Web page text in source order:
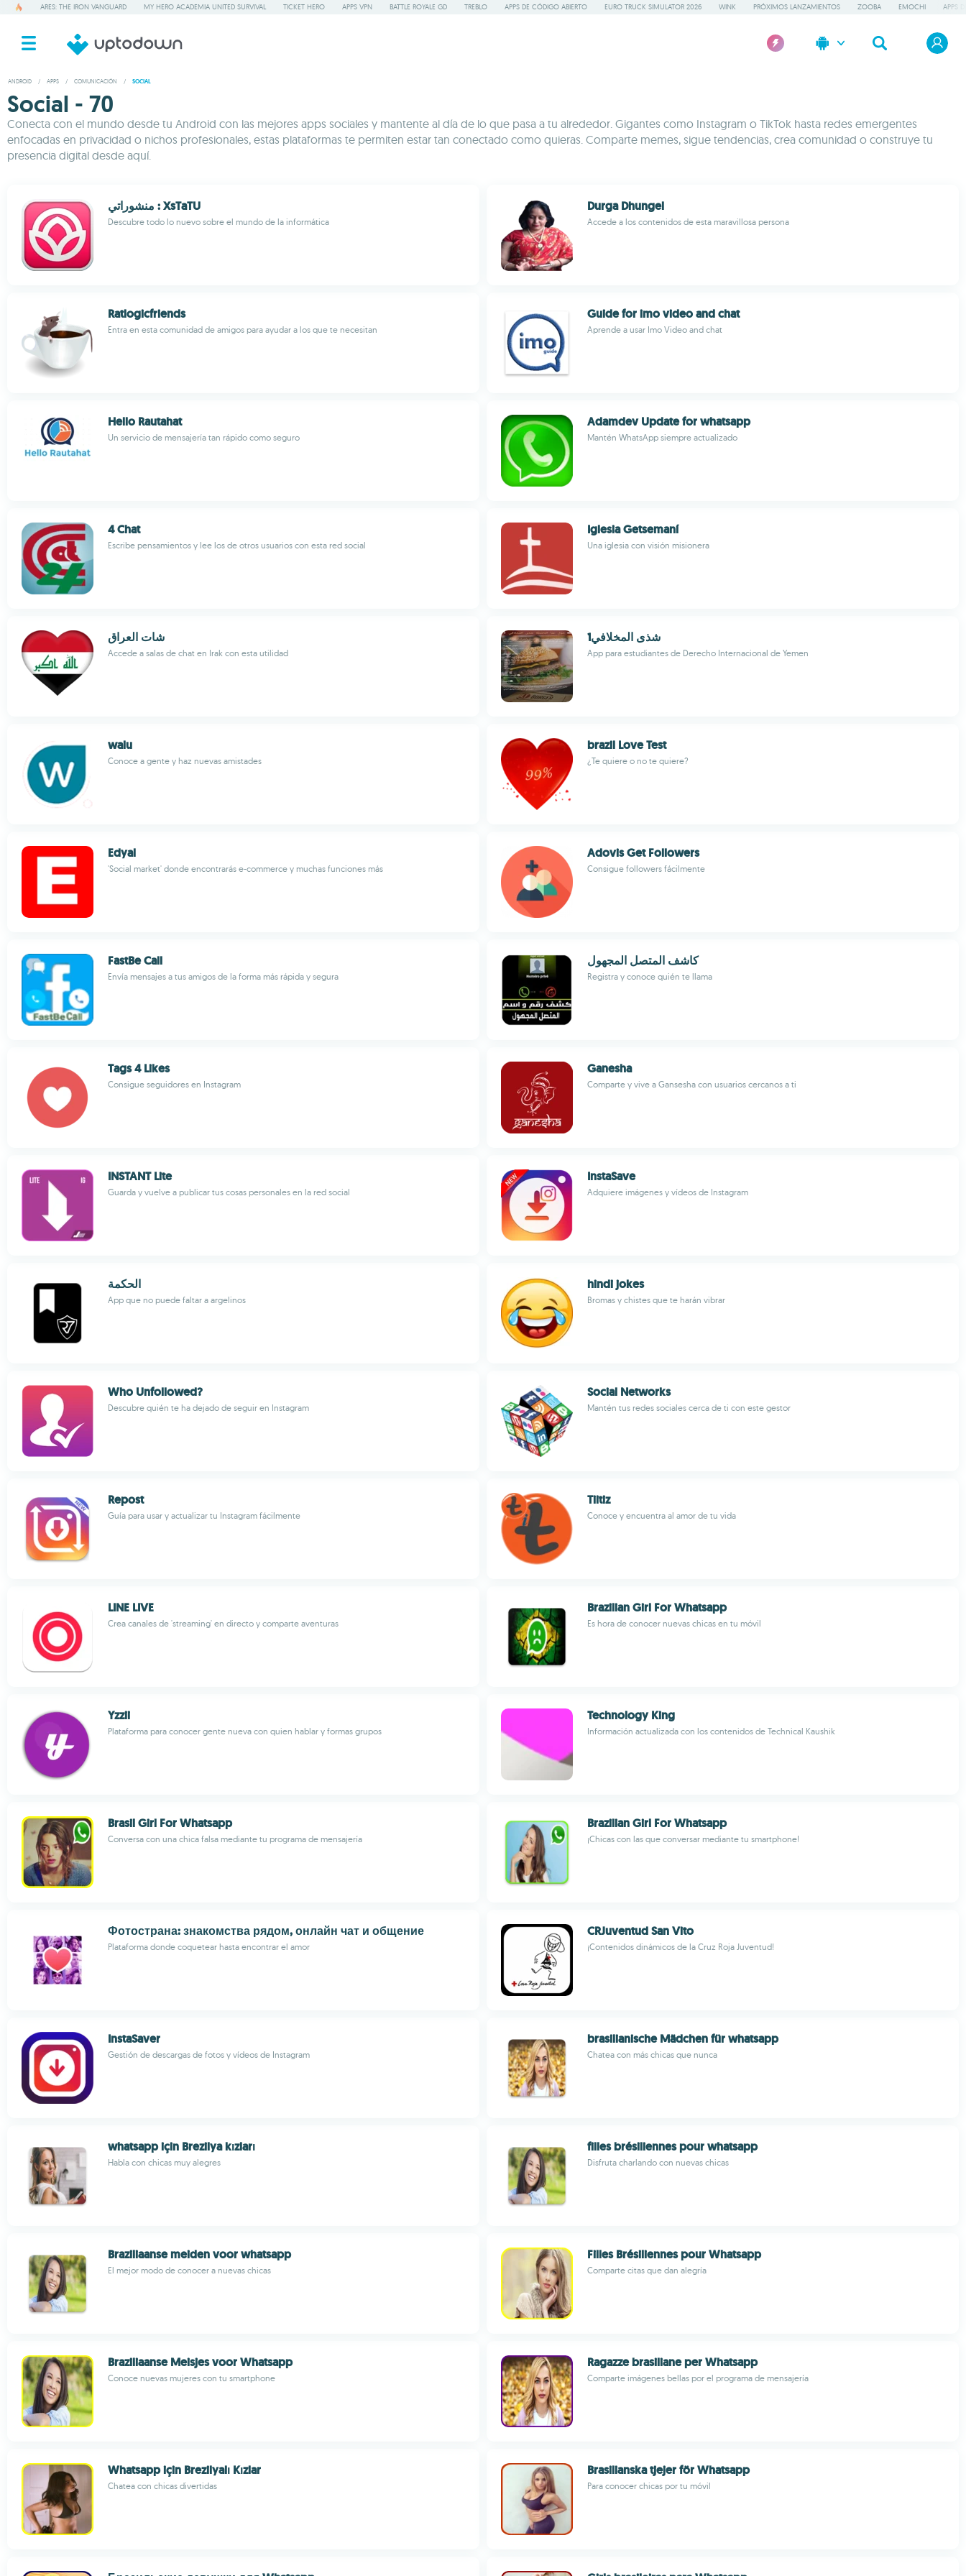
ARES: THE IRON VANGUARD MY HERO ACADEMIA UNITED SURVIVAL TICKET HERO APPS VPN BATTLE ROYALE GD TREBLO APPS DE CÓDIGO ABIERTO EURO TRUCK SIMULATOR 2026 WINK PRÓXIMOS LANZAMIENTOS ZOOBA EMOCHI APPS
ANDROID / APPS / COMUNICACIÓN / SOCIAL
Social - 70
Conecta con el mundo desde tu Android con las mejores apps sociales y mantente al día de lo que pasa a tu alrededor. Gigantes como Instagram o TikTok hasta redes emergentes
enfocadas en privacidad o nichos profesionales, estas plataformas te permiten estar tan conectado como quieras. Comparte memes, sigue tendencias, crea comunidad o construye tu
presencia digital desde aquí.
منشوراتي : XsTaTU
Descubre todo lo nuevo sobre el mundo de la informática
Durga Dhungel
Accede a los contenidos de esta maravillosa persona
Ratlogicfriends
Entra en esta comunidad de amigos para ayudar a los que te necesitan
Guide for imo video and chat
Aprende a usar Imo Video and chat
Hello Rautahat
Un servicio de mensajería tan rápido como seguro
Adamdev Update for whatsapp
Mantén WhatsApp siempre actualizado
4 Chat
Escribe pensamientos y lee los de otros usuarios con esta red social
Iglesia Getsemaní
Una iglesia con visión misionera
شات العراق
Accede a salas de chat en Irak con esta utilidad
شذى المخلافي1
App para estudiantes de Derecho Internacional de Yemen
walu
Conoce a gente y haz nuevas amistades
brazil Love Test
¿Te quiere o no te quiere?
Edyal
'Social market' donde encontrarás e-commerce y muchas funciones más
Adovis Get Followers
Consigue followers fácilmente
FastBe Call
Envía mensajes a tus amigos de la forma más rápida y segura
كاشف المتصل المجهول
Registra y conoce quién te llama
Tags 4 Likes
Consigue seguidores en Instagram
Ganesha
Comparte y vive a Gansesha con usuarios cercanos a ti
INSTANT Lite
Guarda y vuelve a publicar tus cosas personales en la red social
InstaSave
Adquiere imágenes y vídeos de Instagram
الحكمة
App que no puede faltar a argelinos
hindi jokes
Bromas y chistes que te harán vibrar
Who Unfollowed?
Descubre quién te ha dejado de seguir en Instagram
Social Networks
Mantén tus redes sociales cerca de ti con este gestor
Repost
Guía para usar y actualizar tu Instagram fácilmente
Tiitiz
Conoce y encuentra al amor de tu vida
LINE LIVE
Crea canales de 'streaming' en directo y comparte aventuras
Brazilian Girl For Whatsapp
Es hora de conocer nuevas chicas en tu móvil
Yzzii
Plataforma para conocer gente nueva con quien hablar y formas grupos
Technology King
Información actualizada con los contenidos de Technical Kaushik
Brasil Girl For Whatsapp
Conversa con una chica falsa mediante tu programa de mensajería
Brazilian Girl For Whatsapp
¡Chicas con las que conversar mediante tu smartphone!
Фотострана: знакомства рядом, онлайн чат и общение
Plataforma donde coquetear hasta encontrar el amor
CRJuventud San Vito
¡Contenidos dinámicos de la Cruz Roja Juventud!
InstaSaver
Gestión de descargas de fotos y vídeos de Instagram
brasilianische Mädchen für whatsapp
Chatea con más chicas que nunca
whatsapp için Brezilya kızları
Habla con chicas muy alegres
filles brésiliennes pour whatsapp
Disfruta charlando con nuevas chicas
Braziliaanse meiden voor whatsapp
El mejor modo de conocer a nuevas chicas
Filles Brésiliennes pour Whatsapp
Comparte citas que dan alegría
Braziliaanse Meisjes voor Whatsapp
Conoce nuevas mujeres con tu smartphone
Ragazze brasiliane per Whatsapp
Comparte imágenes bellas por el programa de mensajería
Whatsapp için Brezilyalı Kızlar
Chatea con chicas divertidas
Brasilianska tjejer för Whatsapp
Para conocer chicas por tu móvil